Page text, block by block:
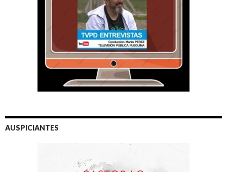
AUSPICIANTES